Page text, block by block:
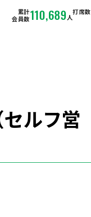
累計
会員数110,689 人
打席数
ルフ営